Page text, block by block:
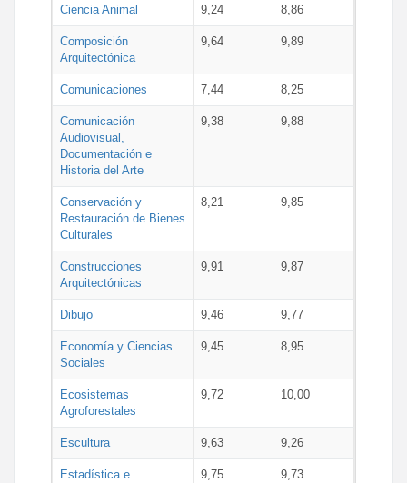
Ciencia Animal 9,24 8,86
Composición
Arquitectónica
9,64 9,89
Comunicaciones 7,44 8,25
Comunicación
Audiovisual,
Documentación e
Historia del Arte
9,38 9,88
Conservación y
Restauración de Bienes
Culturales
8,21 9,85
Construcciones
Arquitectónicas
9,91 9,87
Dibujo 9,46 9,77
Economía y Ciencias
Sociales
9,45 8,95
Ecosistemas
Agroforestales
9,72 10,00
Escultura 9,63 9,26
Estadística e
9,75 9,73